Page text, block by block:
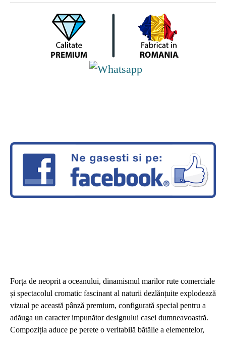
Forța de neoprit a oceanului, dinamismul marilor rute comerciale
și spectacolul cromatic fascinant al naturii dezlănțuite explodează
vizual pe această pânză premium, configurată special pentru a
adăuga un caracter impunător designului casei dumneavoastră.
Compoziția aduce pe perete o veritabilă bătălie a elementelor,